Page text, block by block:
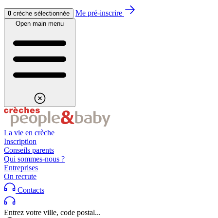
Aller au contenuAller au footer
0 crèche sélectionnée Me pré-inscrire
Open main menu
La vie en crèche
Inscription
Conseils parents
Qui sommes-nous ?
Entreprises
On recrute
Contacts
Entrez votre ville, code postal...